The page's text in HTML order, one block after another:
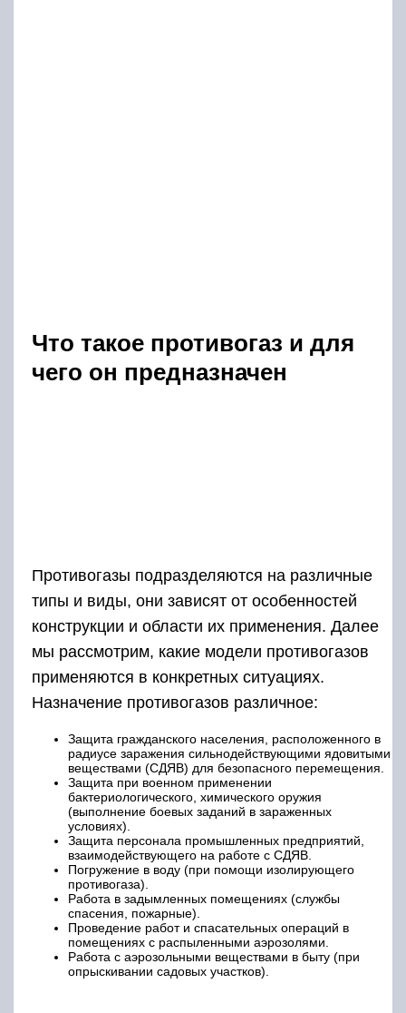
Что такое противогаз и для
чего он предназначен
Противогазы подразделяются на различные
типы и виды, они зависят от особенностей
конструкции и области их применения. Далее
мы рассмотрим, какие модели противогазов
применяются в конкретных ситуациях.
Назначение противогазов различное:
Защита гражданского населения, расположенного в
радиусе заражения сильнодействующими ядовитыми
веществами (СДЯВ) для безопасного перемещения.
Защита при военном применении
бактериологического, химического оружия
(выполнение боевых заданий в зараженных
условиях).
Защита персонала промышленных предприятий,
взаимодействующего на работе с СДЯВ.
Погружение в воду (при помощи изолирующего
противогаза).
Работа в задымленных помещениях (службы
спасения, пожарные).
Проведение работ и спасательных операций в
помещениях с распыленными аэрозолями.
Работа с аэрозольными веществами в быту (при
опрыскивании садовых участков).